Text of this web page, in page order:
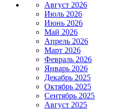
Август 2026
Июль 2026
Июнь 2026
Май 2026
Апрель 2026
Март 2026
Февраль 2026
Январь 2026
Декабрь 2025
Октябрь 2025
Сентябрь 2025
Август 2025